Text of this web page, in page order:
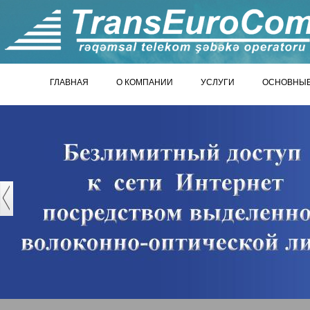
ГЛАВНАЯ О КОМПАНИИ УСЛУГИ